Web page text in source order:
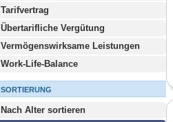
Tarifvertrag
Übertarifliche Vergütung
Vermögenswirksame Leistungen
Work-Life-Balance
SORTIERUNG
Nach Alter sortieren